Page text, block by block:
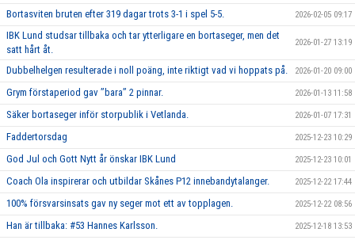
Bortasviten bruten efter 319 dagar trots 3-1 i spel 5-5. 2026-02-05 09:17
IBK Lund studsar tillbaka och tar ytterligare en bortaseger, men det
satt hårt åt.
2026-01-27 13:19
Dubbelhelgen resulterade i noll poäng, inte riktigt vad vi hoppats på. 2026-01-20 09:00
Grym förstaperiod gav ’’bara’’ 2 pinnar. 2026-01-13 11:58
Säker bortaseger inför storpublik i Vetlanda. 2026-01-07 17:31
Faddertorsdag 2025-12-23 10:29
God Jul och Gott Nytt år önskar IBK Lund 2025-12-23 10:01
Coach Ola inspirerar och utbildar Skånes P12 innebandytalanger. 2025-12-22 17:44
100% försvarsinsats gav ny seger mot ett av topplagen. 2025-12-22 08:56
Han är tillbaka: #53 Hannes Karlsson. 2025-12-18 13:53